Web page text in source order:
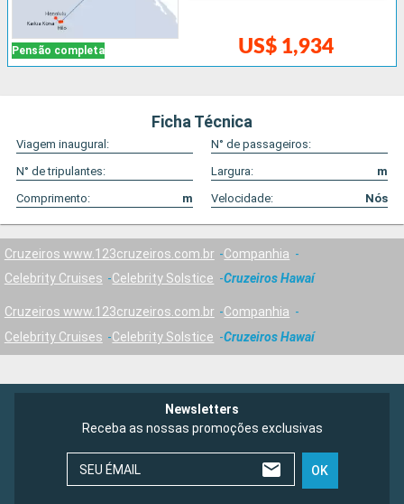
Pensão completa US$ 1,934
Ficha Técnica
Viagem inaugural:
N° de passageiros:
N° de tripulantes:
Largura:
m
Comprimento:
m Velocidade: Nós
Cruzeiros www.123cruzeiros.com.br
Companhia
Celebrity Cruises
Celebrity Solstice Cruzeiros Hawaí
Cruzeiros www.123cruzeiros.com.br
Companhia
Celebrity Cruises
Celebrity Solstice Cruzeiros Hawaí
Newsletters
Receba as nossas promoções exclusivas
SEU ÉMAIL OK